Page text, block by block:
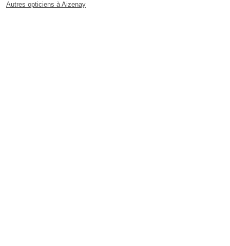
Autres opticiens à Aizenay